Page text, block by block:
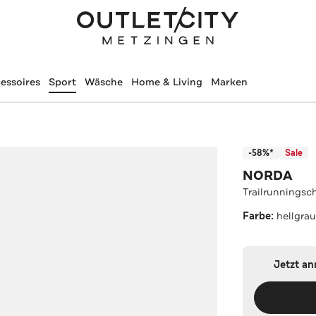
Sport Wäsche Home & Living Marken
-58%* Sale
NORDA
Farbe: hellgrau
Jetzt